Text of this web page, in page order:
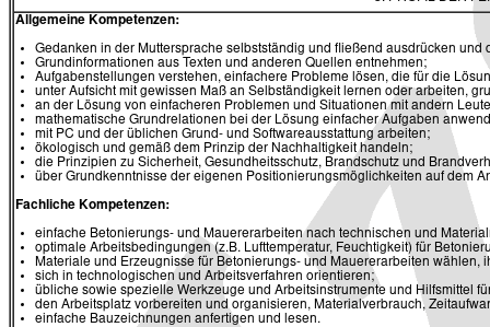
Allgemeine Kompetenzen:
Gedanken in der Muttersprache selbstständig und fließend ausdrücken
Grundinformationen aus Texten und anderen Quellen entnehmen;
Aufgabenstellungen verstehen, einfachere Probleme lösen, die für die
unter Aufsicht mit gewissen Maß an Selbständigkeit lernen oder arbeiten,
an der Lösung von einfacheren Problemen und Situationen mit andern
mathematische Grundrelationen bei der Lösung einfacher Aufgaben
mit PC und der üblichen Grund- und Softwareausstattung arbeiten;
ökologisch und gemäß dem Prinzip der Nachhaltigkeit handeln;
die Prinzipien zu Sicherheit, Gesundheitsschutz, Brandschutz und
über Grundkenntnisse der eigenen Positionierungsmöglichkeiten auf dem
Fachliche Kompetenzen:
einfache Betonierungs- und Mauererarbeiten nach technischen und
optimale Arbeitsbedingungen (z.B. Lufttemperatur, Feuchtigkeit) für
Materiale und Erzeugnisse für Betonierungs- und Mauererarbeiten wählen,
sich in technologischen und Arbeitsverfahren orientieren;
übliche sowie spezielle Werkzeuge und Arbeitsinstrumente und Hilfsmittel
den Arbeitsplatz vorbereiten und organisieren, Materialverbrauch,
einfache Bauzeichnungen anfertigen und lesen.